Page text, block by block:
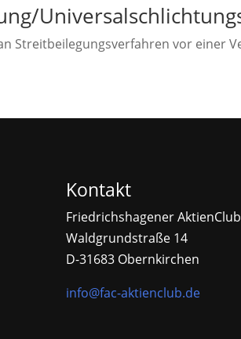
Streitbeilegungsverfahren vor einer
Kontakt
Friedrichshagener
Waldgrundstraße 14
D-31683 Obernkirchen
info@fac-aktienclub.de